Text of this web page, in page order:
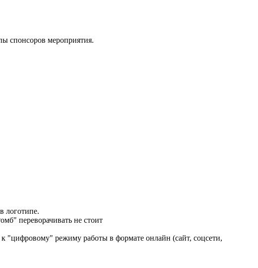
спонсоров мероприятия.
логотипе.
переворачивать не стоит
"цифровому" режиму работы в формате онлайн (сайт, соцсети,